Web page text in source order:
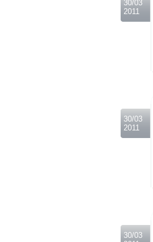
30/03
2011
30/03
2011
30/03